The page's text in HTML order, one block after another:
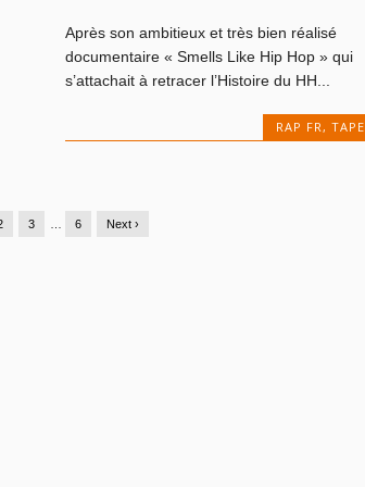
Après son ambitieux et très bien réalisé
documentaire « Smells Like Hip Hop » qui
s’attachait à retracer l’Histoire du HH...
RAP FR , TAPE
3 6 Next ›